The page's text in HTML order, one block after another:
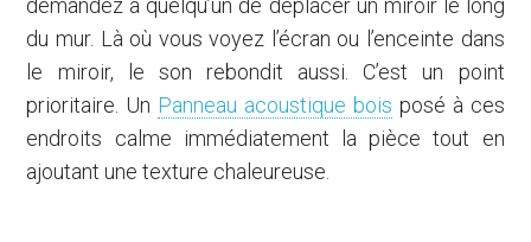
demandez à quelqu’un de déplacer un miroir le long
du mur. Là où vous voyez l’écran ou l’enceinte dans
le miroir, le son rebondit aussi. C’est un point
prioritaire. Un Panneau acoustique bois posé à ces
endroits calme immédiatement la pièce tout en
ajoutant une texture chaleureuse.